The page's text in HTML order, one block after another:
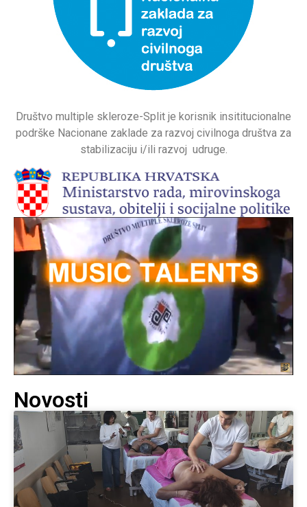
Društvo multiple skleroze-Split je korisnik insititucionalne
podrške Nacionane zaklade za razvoj civilnoga društva za
stabilizaciju i/ili razvoj udruge.
Novosti